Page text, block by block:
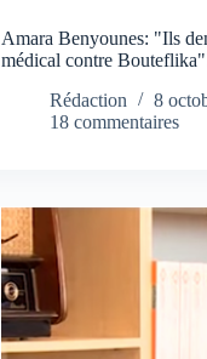
Amara Benyounes: "Ils
médical contre
Rédaction
8
18 commentaires